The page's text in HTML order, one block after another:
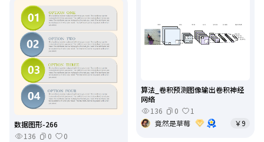
算法_卷积预测图像输出卷积神经
网络
136
0
1
竟然是草莓
￥9
数据图形-266
136
0
0